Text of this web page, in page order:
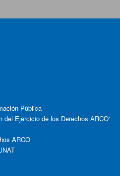
Pública
del Ejercicio de los Derechos ARCO'
ARCO